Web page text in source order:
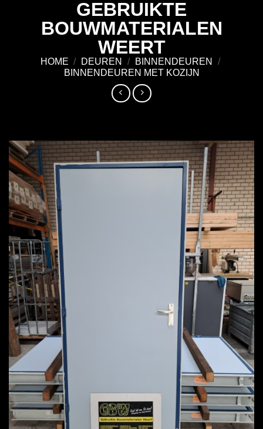
GEBRUIKTE
BOUWMATERIALEN
WEERT
HOME / DEUREN / BINNENDEUREN
/
BINNENDEUREN MET KOZIJN